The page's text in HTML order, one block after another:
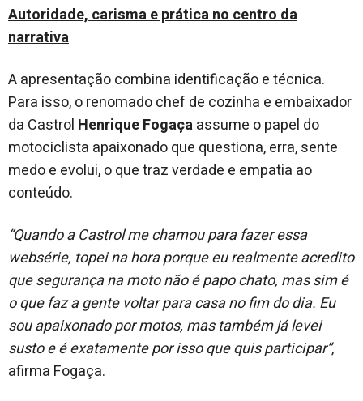
Autoridade, carisma e prática no centro da
narrativa
A apresentação combina identificação e técnica.
Para isso, o renomado chef de cozinha e embaixador
da Castrol Henrique Fogaçaassume o papel do
motociclista apaixonado que questiona, erra, sente
medo e evolui, o que traz verdade e empatia ao
conteúdo.
“Quando a Castrol me chamou para fazer essa
websérie, topei na hora porque eu realmente acredito
que segurança na moto não é papo chato, mas sim é
o que faz a gente voltar para casa no fim do dia. Eu
sou apaixonado por motos, mas também já levei
susto e é exatamente por isso que quis participar”,
afirma Fogaça.